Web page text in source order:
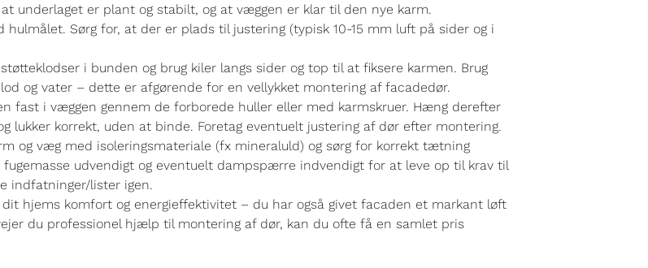
underlaget er plant og stabilt, og at væggen er klar til den nye karm.
hulmålet. Sørg for, at der er plads til justering (typisk 10-15 mm luft på sider og i
i bunden og brug kiler langs sider og top til at fiksere karmen. Brug
og vater – dette er afgørende for en vellykket montering af facadedør.
fast i væggen gennem de forborede huller eller med karmskruer. Hæng derefter
lukker korrekt, uden at binde. Foretag eventuelt justering af dør efter montering.
og væg med isoleringsmateriale (fx mineraluld) og sørg for korrekt tætning
udvendigt og eventuelt dampspærre indvendigt for at leve op til krav til
indfatninger/lister igen.
hjems komfort og energieffektivitet – du har også givet facaden et markant løft
du professionel hjælp til montering af dør, kan du ofte få en samlet pris